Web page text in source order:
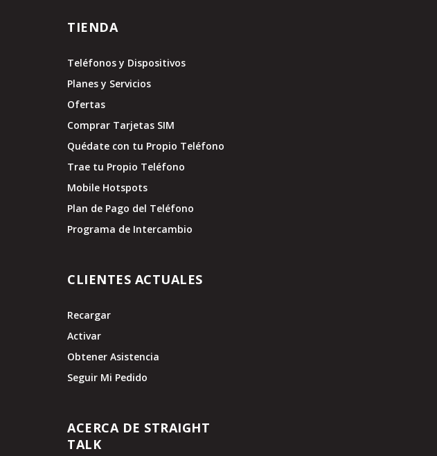
TIENDA
Teléfonos y Dispositivos
Planes y Servicios
Ofertas
Comprar Tarjetas SIM
Quédate con tu Propio Teléfono
Trae tu Propio Teléfono
Mobile Hotspots
Plan de Pago del Teléfono
Programa de Intercambio
CLIENTES ACTUALES
Recargar
Activar
Obtener Asistencia
Seguir Mi Pedido
ACERCA DE STRAIGHT
TALK